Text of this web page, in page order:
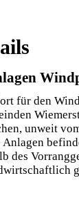
für den
unweit
des